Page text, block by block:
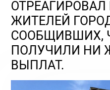
ЖИТЕЛЕЙ
СООБЩИВШИХ,
ПОЛУЧИЛИ НИ
ВЫПЛАТ.